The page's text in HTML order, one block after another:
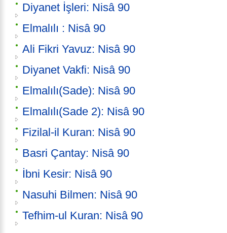
Diyanet İşleri: Nisâ 90
Elmalılı : Nisâ 90
Ali Fikri Yavuz: Nisâ 90
Diyanet Vakfi: Nisâ 90
Elmalılı(Sade): Nisâ 90
Elmalılı(Sade 2): Nisâ 90
Fizilal-il Kuran: Nisâ 90
Basri Çantay: Nisâ 90
İbni Kesir: Nisâ 90
Nasuhi Bilmen: Nisâ 90
Tefhim-ul Kuran: Nisâ 90